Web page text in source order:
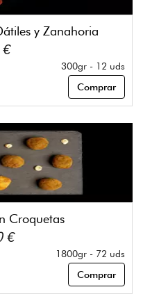
y Zanahoria
300gr - 12 uds
Comprar
Croquetas
€
1800gr - 72 uds
Comprar